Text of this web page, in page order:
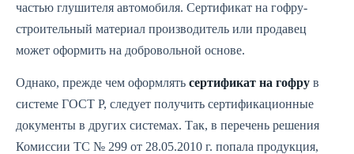
частью глушителя автомобиля. Сертификат на гофру-
строительный материал производитель или продавец
может оформить на добровольной основе.
Однако, прежде чем оформлять сертификат на гофру в
системе ГОСТ Р, следует получить сертификационные
документы в других системах. Так, в перечень решения
Комиссии ТС № 299 от 28.05.2010 г. попала продукция,